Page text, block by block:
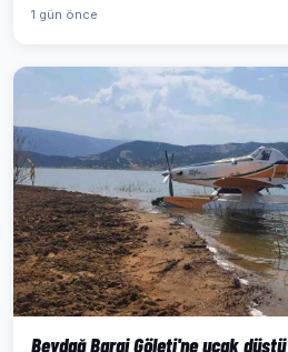
1 gün önce
Beydağ Baraj Göleti'ne uçak düştü